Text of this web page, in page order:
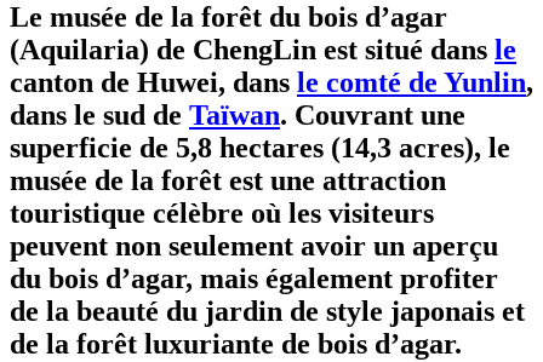
Le musée de la forêt du bois d’agar
(Aquilaria) de ChengLin est situé dans le
canton de Huwei, dans le comté de Yunlin,
dans le sud de Taïwan. Couvrant une
superficie de 5,8 hectares (14,3 acres), le
musée de la forêt est une attraction
touristique célèbre où les visiteurs
peuvent non seulement avoir un aperçu
du bois d’agar, mais également profiter
de la beauté du jardin de style japonais et
de la forêt luxuriante de bois d’agar.